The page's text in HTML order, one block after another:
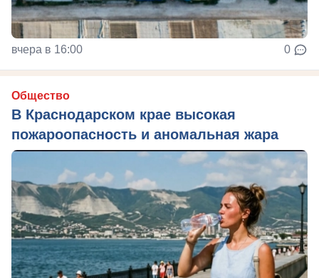
вчера в 16:00 0
Общество
В Краснодарском крае высокая
пожароопасность и аномальная жара